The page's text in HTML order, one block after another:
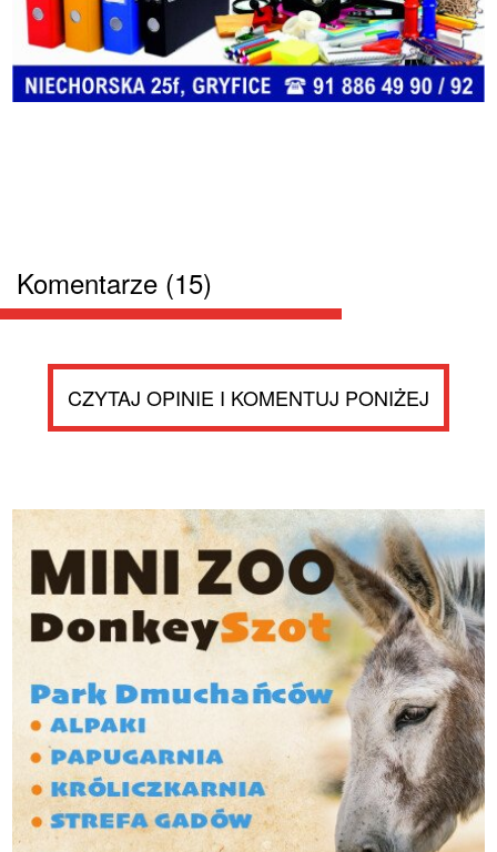
Komentarze (15)
CZYTAJ OPINIE I KOMENTUJ PONIŻEJ